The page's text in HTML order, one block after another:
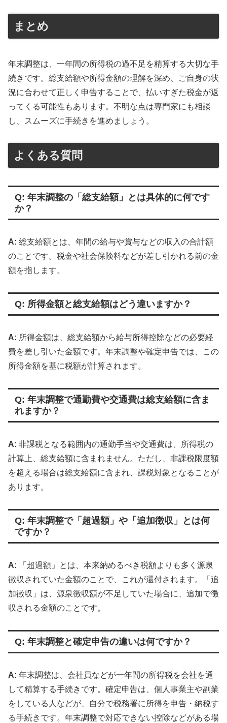
まとめ
年末調整は、一年間の所得税の過不足を精算する大切な手
続きです。総支給額や所得金額の理解を深め、ご自身の状
況に合わせて正しく申告することで、払いすぎた税金が返
ってくる可能性もあります。不明な点は専門家にも相談
し、スムーズに手続きを進めましょう。
よくある質問
Q: 年末調整の「総支給額」とは具体的に何です
か？
A: 総支給額とは、年間の給与や賞与などの収入の合計額
のことです。税金や社会保険料などが差し引かれる前の金
額を指します。
Q: 所得金額と総支給額はどう違いますか？
A: 所得金額は、総支給額から給与所得控除などの必要経
費を差し引いた金額です。年末調整や確定申告では、この
所得金額を基に税額が計算されます。
Q: 年末調整で通勤費や交通費は総支給額に含ま
れますか？
A: 非課税となる範囲内の通勤手当や交通費は、所得税の
計算上、総支給額に含まれません。ただし、非課税限度額
を超える場合は総支給額に含まれ、課税対象となることが
あります。
Q: 年末調整で「超過額」や「追加徴収」とは何
ですか？
A: 「超過額」とは、本来納めるべき税額よりも多く源泉
徴収されていた金額のことで、これが還付されます。「追
加徴収」は、源泉徴収額が不足していた場合に、追加で徴
収される金額のことです。
Q: 年末調整と確定申告の違いは何ですか？
A: 年末調整は、会社員などが一年間の所得税を会社を通
して精算する手続きです。確定申告は、個人事業主や副業
をしている人などが、自分で税務署に所得を申告・納税す
る手続きです。年末調整で対応できない控除などがある場